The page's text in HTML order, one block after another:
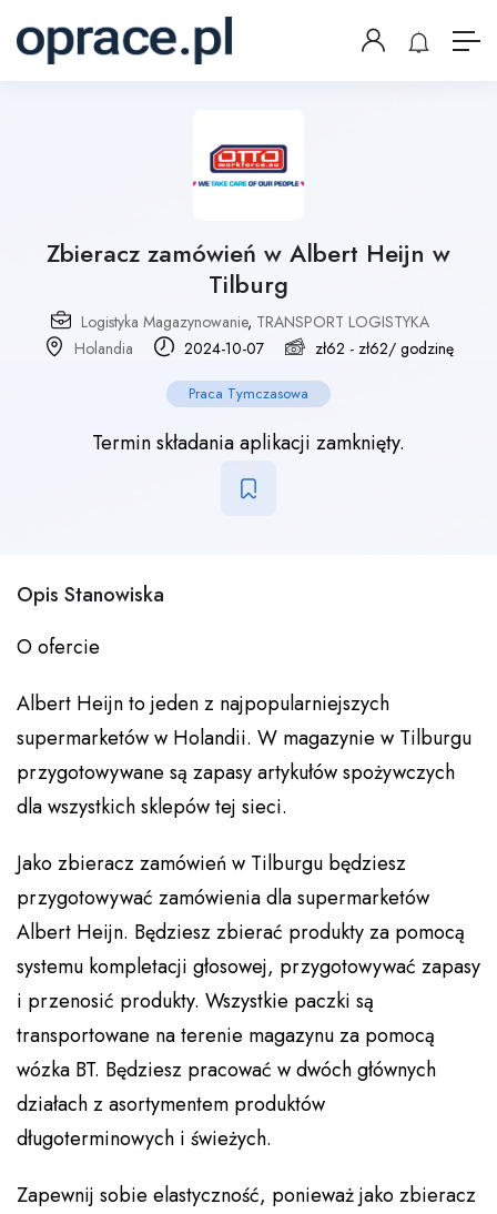
Zbieracz zamówień w Albert Heijn w
Tilburg
Logistyka Magazynowanie, TRANSPORT LOGISTYKA
Holandia
2024-10-07 zł62 - zł62/ godzinę
Praca Tymczasowa
Termin składania aplikacji zamknięty.
Opis Stanowiska
O ofercie
Albert Heijn to jeden z najpopularniejszych
supermarketów w Holandii. W magazynie w Tilburgu
przygotowywane są zapasy artykułów spożywczych
dla wszystkich sklepów tej sieci.
Jako zbieracz zamówień w Tilburgu będziesz
przygotowywać zamówienia dla supermarketów
Albert Heijn. Będziesz zbierać produkty za pomocą
systemu kompletacji głosowej, przygotowywać zapasy
i przenosić produkty. Wszystkie paczki są
transportowane na terenie magazynu za pomocą
wózka BT. Będziesz pracować w dwóch głównych
działach z asortymentem produktów
długoterminowych i świeżych.
Zapewnij sobie elastyczność, ponieważ jako zbieracz